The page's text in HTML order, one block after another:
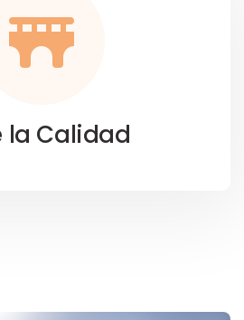
la Calidad